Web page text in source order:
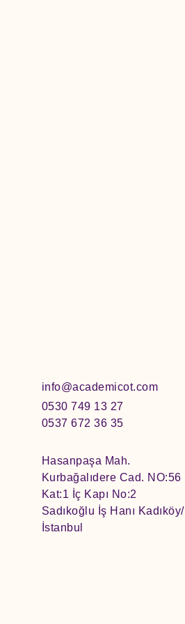
info@academicot.com
0530 749 13 27
0537 672 36 35
Hasanpaşa Mah.
Kurbağalıdere Cad. NO:56
Kat:1 İç Kapı No:2
Sadıkoğlu İş Hanı Kadıköy/
İstanbul